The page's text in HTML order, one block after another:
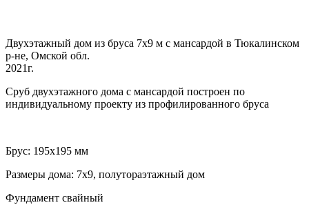
Двухэтажный дом из бруса 7х9 м с мансардой в Тюкалинском
р-не, Омской обл.
2021г.
Сруб двухэтажного дома с мансардой построен по
индивидуальному проекту из профилированного бруса
Брус: 195х195 мм
Размеры дома: 7х9, полутораэтажный дом
Фундамент свайный